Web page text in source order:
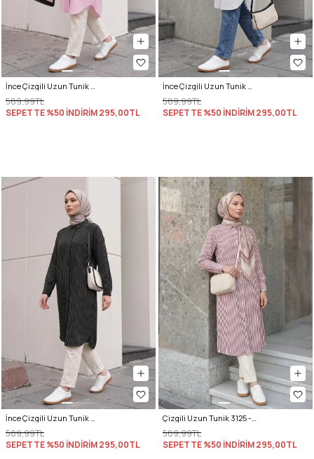
589,99TL
SEPETTE %50 İNDİRİM295,00TL
589,99TL
SEPETTE %50 İNDİRİM295,00TL
589,99TL
SEPETTE %50 İNDİRİM295,00TL
589,99TL
SEPETTE %50 İNDİRİM295,00TL